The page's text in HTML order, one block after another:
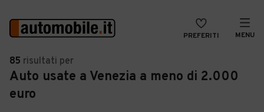
PREFERITI MENU
Auto
VENDI
MAGAZINE
85 risultati per
Auto usate a Venezia a meno di 2.000
euro